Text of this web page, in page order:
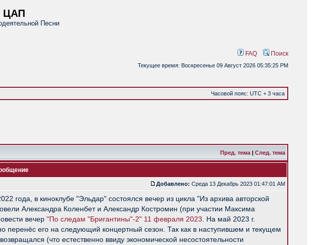
ЦАП
Песни
FAQ Поиск
Текущее время: Воскресенье 09 Август 2026 05:35:25 PM
Часовой пояс: UTC + 3 часа
Пред. тема | След. тема
Добавлено: Среда 13 Декабрь 2023 01:47:01 AM
года, в киноклубе "Эльдар" состоялся вечер из цикла "Из архива авторской
Александра Коленбет и Александр Костромин (при участии Максима
вечер "По следам "Бригантины"-2" 11 февраля 2023 . На май 2023 г.
перенёс его на следующий концертный сезон. Так как в наступившем и текущем
(что естественно ввиду экономической несостоятельности